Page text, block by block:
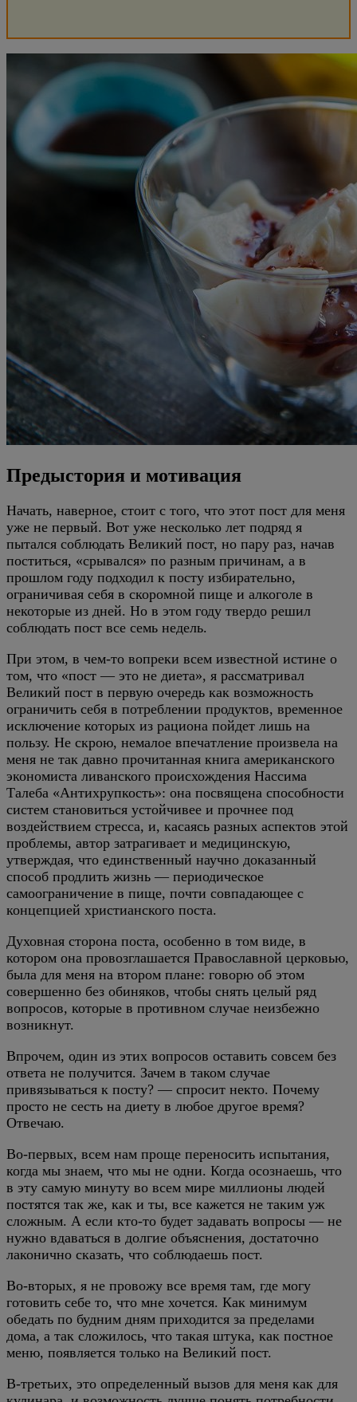
Предыстория и мотивация
Начать, наверное, стоит с того, что этот пост для меня
уже не первый. Вот уже несколько лет подряд я
пытался соблюдать Великий пост, но пару раз, начав
поститься, «срывался» по разным причинам, а в
прошлом году подходил к посту избирательно,
ограничивая себя в скоромной пище и алкоголе в
некоторые из дней. Но в этом году твердо решил
соблюдать пост все семь недель.
При этом, в чем-то вопреки всем известной истине о
том, что «пост — это не диета», я рассматривал
Великий пост в первую очередь как возможность
ограничить себя в потреблении продуктов, временное
исключение которых из рациона пойдет лишь на
пользу. Не скрою, немалое впечатление произвела на
меня не так давно прочитанная книга американского
экономиста ливанского происхождения Нассима
Талеба «Антихрупкость»: она посвящена способности
систем становиться устойчивее и прочнее под
воздействием стресса, и, касаясь разных аспектов этой
проблемы, автор затрагивает и медицинскую,
утверждая, что единственный научно доказанный
способ продлить жизнь — периодическое
самоограничение в пище, почти совпадающее с
концепцией христианского поста.
Духовная сторона поста, особенно в том виде, в
котором она провозглашается Православной церковью,
была для меня на втором плане: говорю об этом
совершенно без обиняков, чтобы снять целый ряд
вопросов, которые в противном случае неизбежно
возникнут.
Впрочем, один из этих вопросов оставить совсем без
ответа не получится. Зачем в таком случае
привязываться к посту? — спросит некто. Почему
просто не сесть на диету в любое другое время?
Отвечаю.
Во-первых, всем нам проще переносить испытания,
когда мы знаем, что мы не одни. Когда осознаешь, что
в эту самую минуту во всем мире миллионы людей
постятся так же, как и ты, все кажется не таким уж
сложным. А если кто-то будет задавать вопросы — не
нужно вдаваться в долгие объяснения, достаточно
лаконично сказать, что соблюдаешь пост.
Во-вторых, я не провожу все время там, где могу
готовить себе то, что мне хочется. Как минимум
обедать по будним дням приходится за пределами
дома, а так сложилось, что такая штука, как постное
меню, появляется только на Великий пост.
В-третьих, это определенный вызов для меня как для